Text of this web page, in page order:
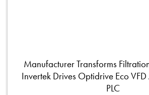
Manufacturer Transforms
Invertek Drives Optidrive Eco
PLC